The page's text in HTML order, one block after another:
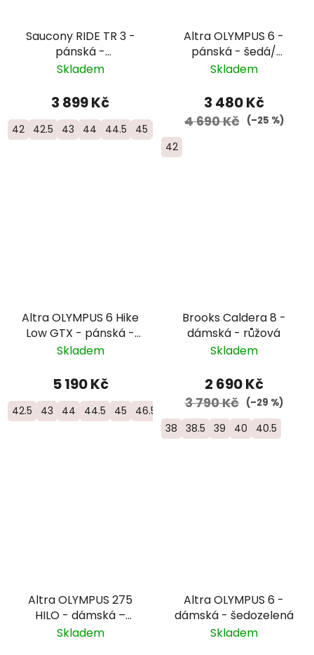
Saucony RIDE TR 3 -
pánská -
černá/oranžová
Skladem
3 899 Kč
42 42.5 43 44 44.5 45 46.5
Altra OLYMPUS 6 -
pánská - šedá/
červená
Skladem
3 480 Kč
4 690 Kč (–25 %)
42
Altra OLYMPUS 6 Hike
Low GTX - pánská -
šedá/oranžová
Skladem
5 190 Kč
42.5 43 44 44.5 45 46.5
Brooks Caldera 8 -
dámská - růžová
Skladem
2 690 Kč
3 790 Kč (–29 %)
38 38.5 39 40 40.5
Altra OLYMPUS 275
HILO - dámská –
světle šedá/zelená
Skladem
Altra OLYMPUS 6 -
dámská - šedozelená
Skladem